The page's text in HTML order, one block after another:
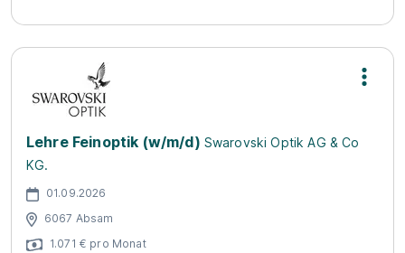
Lehre Feinoptik (w/m/d) Swarovski Optik AG & Co
KG.
01.09.2026
6067 Absam
1.071 € pro Monat